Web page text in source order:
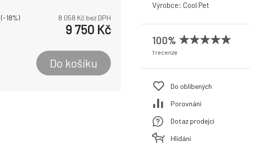
(-18%) 8 058 Kč bez DPH
9 750 Kč
Do košíku
Výrobce: Cool Pet
100%
1 recenze
Do oblíbených
Porovnání
Dotaz prodejci
Hlídání